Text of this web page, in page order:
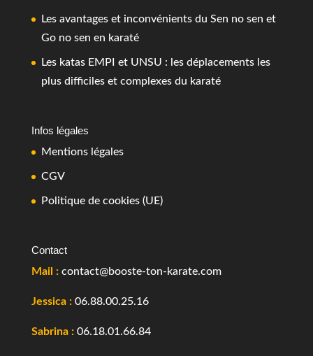
Les avantages et inconvénients du Sen no sen et
Go no sen en karaté
Les katas EMPI et UNSU : les déplacements les
plus difficiles et complexes du karaté
Infos légales
Mentions légales
CGV
Politique de cookies (UE)
Contact
Mail : contact@booste-ton-karate.com
Jessica : 06.88.00.25.16
Sabrina : 06.18.01.66.84